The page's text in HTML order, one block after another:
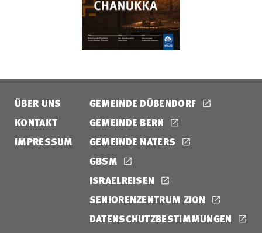
ÜBER UNS
KONTAKT
IMPRESSUM
GEMEINDE DÜBENDORF
GEMEINDE BERN
GEMEINDE NATERS
GBSM
ISRAELREISEN
SENIORENZENTRUM ZION
DATENSCHUTZBESTIMMUNGEN